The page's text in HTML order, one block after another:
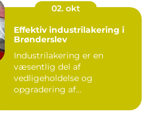
02. okt
Effektiv industrilakering i
Brønderslev
Industrilakering er en
væsentlig del af
vedligeholdelse og
opgradering af